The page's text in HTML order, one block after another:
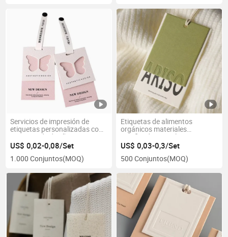
Servicios de impresión de
etiquetas personalizadas con
opciones de diseño gratuitas
disponibles
US$ 0,02-0,08/Set
1.000 Conjuntos(MOQ)
Etiquetas de alimentos
orgánicos materiales
certificados por el USDA
US$ 0,03-0,3/Set
500 Conjuntos(MOQ)